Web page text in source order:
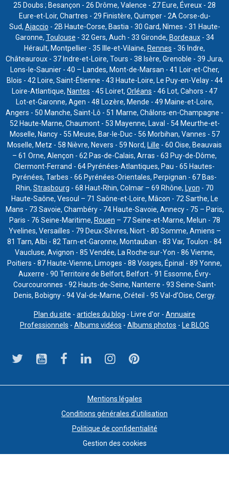
25 Doubs ; Besançon - 26 Drôme, Valence - 27 Eure, Évreux - 28
Eure-et-Loir, Chartres - 29 Finistère, Quimper - 2A Corse-du-
Sud, Ajaccio - 2B Haute-Corse, Bastia - 30 Gard, Nîmes - 31 Haute-
Garonne, Toulouse - 32 Gers, Auch - 33 Gironde, Bordeaux- 34
Hérault, Montpellier - 35 Ille-et-Vilaine, Rennes - 36 Indre,
Châteauroux - 37 Indre-et-Loire, Tours - 38 Isère, Grenoble - 39 Jura,
Lons-le-Saunier - 40 – Landes, Mont-de-Marsan - 41 Loir-et-Cher,
Blois - 42 Loire, Saint-Étienne - 43 Haute-Loire, Le Puy-en-Velay - 44
Loire-Atlantique, Nantes - 45 Loiret, Orléans - 46 Lot, Cahors - 47
Lot-et-Garonne, Agen - 48 Lozère, Mende - 49 Maine-et-Loire,
Angers - 50 Manche, Saint-Lô - 51 Marne, Châlons-en-Champagne -
52 Haute-Marne, Chaumont - 53 Mayenne, Laval - 54 Meurthe-et-
Moselle, Nancy - 55 Meuse, Bar-le-Duc - 56 Morbihan, Vannes - 57
Moselle, Metz - 58 Nièvre, Nevers - 59 Nord, Lille - 60 Oise, Beauvais
– 61 Orne, Alençon - 62 Pas-de-Calais, Arras - 63 Puy-de-Dôme,
Clermont-Ferrand - 64 Pyrénées-Atlantiques, Pau - 65 Hautes-
Pyrénées, Tarbes - 66 Pyrénées-Orientales, Perpignan - 67 Bas-
Rhin, Strasbourg - 68 Haut-Rhin, Colmar – 69 Rhône, Lyon - 70
Haute-Saône, Vesoul – 71 Saône-et-Loire, Mâcon - 72 Sarthe, Le
Mans - 73 Savoie, Chambéry - 74 Haute-Savoie, Annecy - 75 – Paris,
Paris - 76 Seine-Maritime, Rouen – 77 Seine-et-Marne, Melun - 78
Yvelines, Versailles - 79 Deux-Sèvres, Niort - 80 Somme, Amiens –
81 Tarn, Albi - 82 Tarn-et-Garonne, Montauban - 83 Var, Toulon - 84
Vaucluse, Avignon - 85 Vendée, La Roche-sur-Yon - 86 Vienne,
Poitiers - 87 Haute-Vienne, Limoges - 88 Vosges, Épinal - 89 Yonne,
Auxerre - 90 Territoire de Belfort, Belfort - 91 Essonne, Évry-
Courcouronnes - 92 Hauts-de-Seine, Nanterre - 93 Seine-Saint-
Denis, Bobigny - 94 Val-de-Marne, Créteil - 95 Val-d’Oise, Cergy.
Plan du site - articles du blog - Livre d'or - Annuaire
Professionnels - Albums vidéos - Albums photos - Le BLOG
Mentions légales
Conditions générales d'utilisation
Politique de confidentialité
Gestion des cookies